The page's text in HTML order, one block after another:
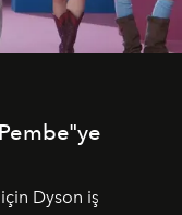
için Dyson iş